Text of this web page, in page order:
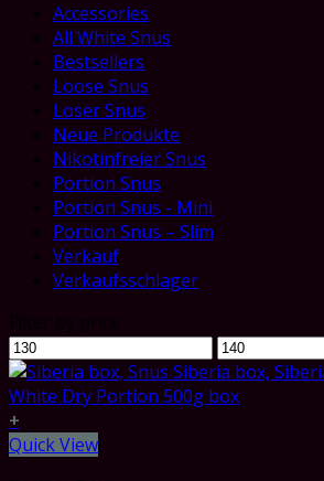
Accessories
All White Snus
Bestsellers
Loose Snus
Loser Snus
Neue Produkte
Nikotinfreier Snus
Portion Snus
Portion Snus - Mini
Portion Snus – Slim
Verkauf
Verkaufsschlager
Min
price
Max
price
+
Quick View